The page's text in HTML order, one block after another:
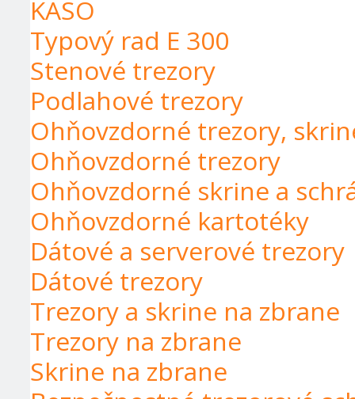
KASO
Typový rad E 300
Stenové trezory
Podlahové trezory
Ohňovzdorné trezory,
Ohňovzdorné trezory
Ohňovzdorné skrine a
Ohňovzdorné kartotéky
Dátové a serverové trezory
Dátové trezory
Trezory a skrine na zbrane
Trezory na zbrane
Skrine na zbrane